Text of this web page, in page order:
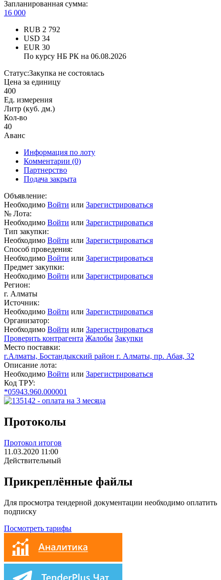
Запланированная сумма:
16 000
RUB 2 792
USD 34
EUR 30
По курсу НБ РК на 06.08.2026
Статус:Закупка не состоялась
Цена за единицу
400
Ед. измерения
Литр (куб. дм.)
Кол-во
40
Аванс
Информация по лоту
Комментарии (0)
Партнерство
Подача закрыта
Объявление:
Необходимо Войти или Зарегистрироваться
№ Лота:
Необходимо Войти или Зарегистрироваться
Тип закупки:
Необходимо Войти или Зарегистрироваться
Способ проведения:
Необходимо Войти или Зарегистрироваться
Предмет закупки:
Необходимо Войти или Зарегистрироваться
Регион:
г. Алматы
Источник:
Необходимо Войти или Зарегистрироваться
Организатор:
Необходимо Войти или Зарегистрироваться
Проверить контрагента Жалобы Закупки
Место поставки:
г.Алматы, Бостандыкский район г. Алматы, пр. Абая, 32
Описание лота:
Необходимо Войти или Зарегистрироваться
Код ТРУ:
*05943.960.000001
Протоколы
Протокол итогов
11.03.2020 11:00
Действительный
Прикреплённые файлы
Для просмотра тендерной документации необходимо оплатить
подписку
Посмотреть тарифы